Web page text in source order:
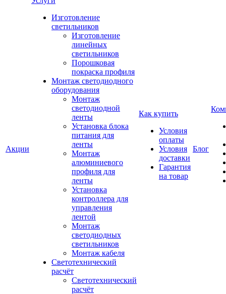
Акции
Изготовление
светильников
Изготовление
линейных
светильников
Порошковая
покраска профиля
Монтаж светодиодного
оборудования
Монтаж
светодиодной
ленты
Установка блока
питания для
ленты
Монтаж
алюминиевого
профиля для
ленты
Установка
контроллера для
управления
лентой
Монтаж
светодиодных
светильников
Монтаж кабеля
Светотехнический
расчёт
Светотехнический
расчёт
Как купить
Условия
оплаты
Условия
доставки
Гарантия
на товар
Блог